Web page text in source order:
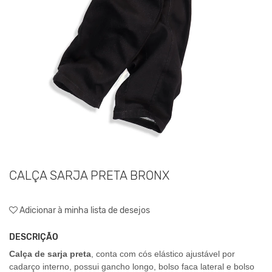
CALÇA SARJA PRETA BRONX
Adicionar à minha lista de desejos
DESCRIÇÃO
Calça de sarja preta conta com cós elástico ajustável por
cadarço interno, possui gancho longo, bolso faca lateral e bolso